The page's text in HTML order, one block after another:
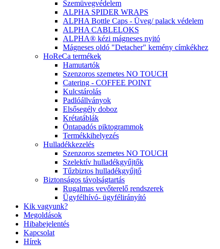
Szemüvegvédelem
ALPHA SPIDER WRAPS
ALPHA Bottle Caps - Üveg/ palack védelem
ALPHA CABLELOKS
ALPHA® kézi mágneses nyitó
Mágneses oldó "Detacher" kemény címkékhez
HoReCa termékek
Hamutartók
Szenzoros szemetes NO TOUCH
Catering - COFFEE POINT
Kulcstárolás
Padlóállványok
Elsősegély doboz
Krétatáblák
Öntapadós piktogrammok
Termékkihelyezés
Hulladékkezelés
Szenzoros szemetes NO TOUCH
Szelektív hulladékgyűjtők
Tűzbiztos hulladékgyűjtő
Biztonságos távolságtartás
Rugalmas vevőterelő rendszerek
Ügyfélhívó- ügyfélirányító
Kik vagyunk?
Megoldások
Hibabejelentés
Kapcsolat
Hírek